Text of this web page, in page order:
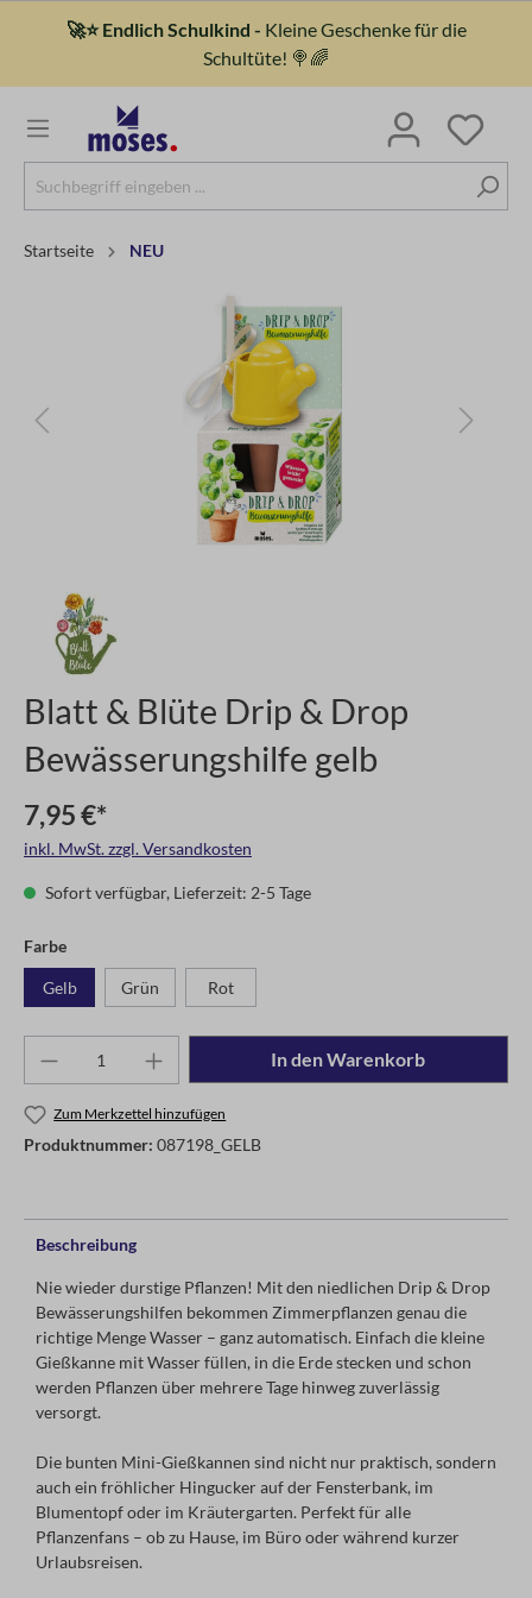
🚀⭐ Endlich Schulkind - Kleine Geschenke für die
Schultüte! 🍭🌈
Startseite NEU
Blatt & Blüte Drip & Drop
Bewässerungshilfe gelb
7,95 €*
inkl. MwSt. zzgl. Versandkosten
Sofort verfügbar, Lieferzeit: 2-5 Tage
Farbe
Gelb Grün Rot
In den Warenkorb
Zum Merkzettel hinzufügen
Produktnummer: 087198_GELB
Beschreibung
Nie wieder durstige Pflanzen! Mit den niedlichen Drip & Drop
Bewässerungshilfen bekommen Zimmerpflanzen genau die
richtige Menge Wasser – ganz automatisch. Einfach die kleine
Gießkanne mit Wasser füllen, in die Erde stecken und schon
werden Pflanzen über mehrere Tage hinweg zuverlässig
versorgt.
Die bunten Mini-Gießkannen sind nicht nur praktisch, sondern
auch ein fröhlicher Hingucker auf der Fensterbank, im
Blumentopf oder im Kräutergarten. Perfekt für alle
Pflanzenfans – ob zu Hause, im Büro oder während kurzer
Urlaubsreisen.